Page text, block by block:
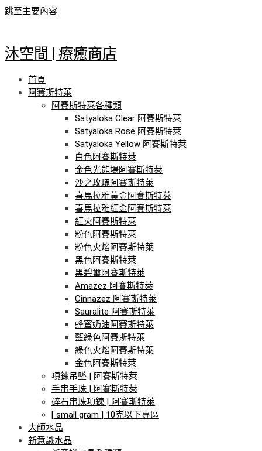
跳至主要內容
沐空間 | 療癒商店
首頁
阿賽斯特萊
阿賽斯特萊各種類
Satyaloka Clear 阿賽斯特萊
Satyaloka Rose 阿賽斯特萊
Satyaloka Yellow 阿賽斯特萊
白色阿賽斯特萊
金色光能場阿賽斯特萊
沙之玫瑰阿賽斯特萊
喜馬拉雅黃金阿賽斯特萊
喜馬拉雅紅金阿賽斯特萊
紅火阿賽斯特萊
粉色阿賽斯特萊
粉色火焰阿賽斯特萊
黑色阿賽斯特萊
黑碧璽阿賽斯特萊
Amazez 阿賽斯特萊
Cinnazez 阿賽斯特萊
Sauralite 阿賽斯特萊
蜂蜜奶油阿賽斯特萊
藍綠色阿賽斯特萊
綠色火焰阿賽斯特萊
金色阿賽斯特萊
項鍊吊墜 | 阿賽斯特萊
手串手珠 | 阿賽斯特萊
碎石串珠項鍊 | 阿賽斯特萊
[ small gram ] 10克以下專區
大師水晶
新意識水晶